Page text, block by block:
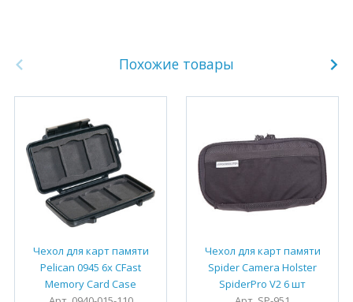
Похожие товары
Чехол для карт памяти
Pelican 0945 6x CFast
Memory Card Case
Чехол для карт памяти
Spider Camera Holster
SpiderPro V2 6 шт